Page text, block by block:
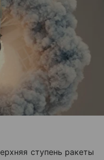
ступень ракеты